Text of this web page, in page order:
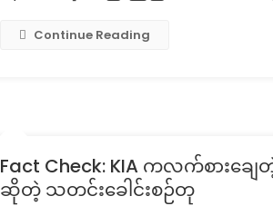
Continue Reading
Fact Check: KIA ကလက်စားချ
ဆိုတဲ့ သတင်းခေါင်းစဉ်တု